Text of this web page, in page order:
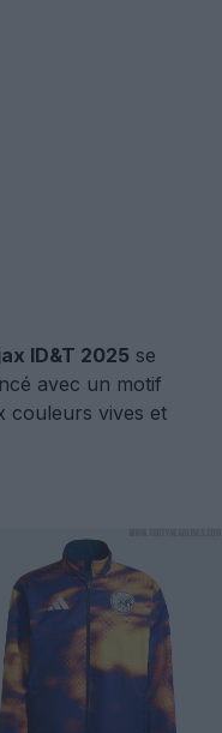
ID&T 2025 se
avec un motif
couleurs vives et